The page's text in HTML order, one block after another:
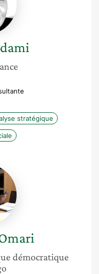
stratégique
démocratique